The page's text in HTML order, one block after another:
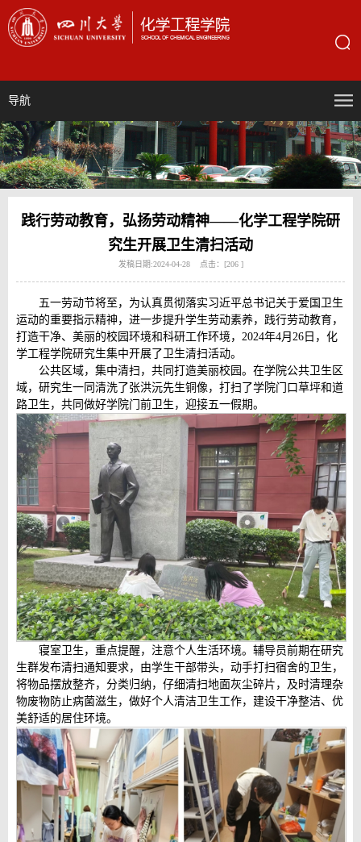
导航
践行劳动教育，弘扬劳动精神——化学工程学院研
究生开展卫生清扫活动
发稿日期:2024-04-28 点击：[206 ]
五一劳动节将至，为认真贯彻落实习近平总书记关于爱国卫生
运动的重要指示精神，进一步提升学生劳动素养，践行劳动教育，
打造干净、美丽的校园环境和科研工作环境，2024年4月26日，化
学工程学院研究生集中开展了卫生清扫活动。
公共区域，集中清扫，共同打造美丽校园。在学院公共卫生区
域，研究生一同清洗了张洪沅先生铜像，打扫了学院门口草坪和道
路卫生，共同做好学院门前卫生，迎接五一假期。
寝室卫生，重点提醒，注意个人生活环境。辅导员前期在研究
生群发布清扫通知要求，由学生干部带头，动手打扫宿舍的卫生，
将物品摆放整齐，分类归纳，仔细清扫地面灰尘碎片，及时清理杂
物废物防止病菌滋生，做好个人清洁卫生工作，建设干净整洁、优
美舒适的居住环境。